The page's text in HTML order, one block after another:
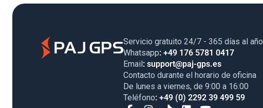
Servicio gratuito 24/7 - 365 días al año
Whatsapp: +49 176 5781 0417
Email : support@paj-gps.es
Contacto durante el horario de oficina
De lunes a viernes, de 9:00 a 16:00
Teléfono: +49 (0) 2292 39 499 59